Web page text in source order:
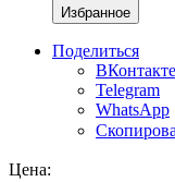
Избранное
Поделиться
ВКонтакте
Telegram
WhatsApp
Цена: